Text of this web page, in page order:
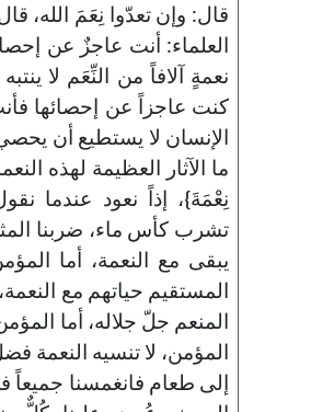
قال: وإن تعدّوا نِعَمَ الله،
العلماء: أنت عاجزٌ عن
نعمةٍ آلافاً من النِّعَم لا
كنت عاجزاً عن إحصائها
الإنسان لا يستطيع أن
ما الآثار العظيمة لهذه
نِعْمَةَ}، إذاً نعود عندما
تشرب كأس ماء، ضربنا
يبقى مع النعمة، أما
المستقيم حياتهم مع
المنعم جلّ جلاله، أما
المؤمن، لا تنسيه النعمة
إلى طعام فانغمسنا جميعاً